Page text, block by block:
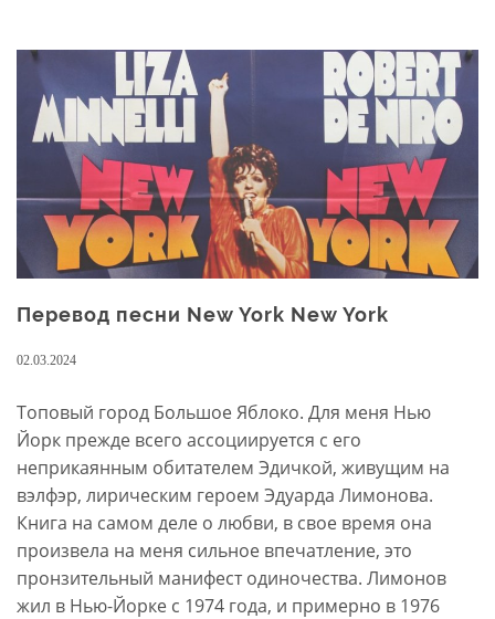
Перевод песни New York New York
02.03.2024
Топовый город Большое Яблоко. Для меня Нью
Йорк прежде всего ассоциируется с его
неприкаянным обитателем Эдичкой, живущим на
вэлфэр, лирическим героем Эдуарда Лимонова.
Книга на самом деле о любви, в свое время она
произвела на меня сильное впечатление, это
пронзительный манифест одиночества. Лимонов
жил в Нью-Йорке с 1974 года, и примерно в 1976